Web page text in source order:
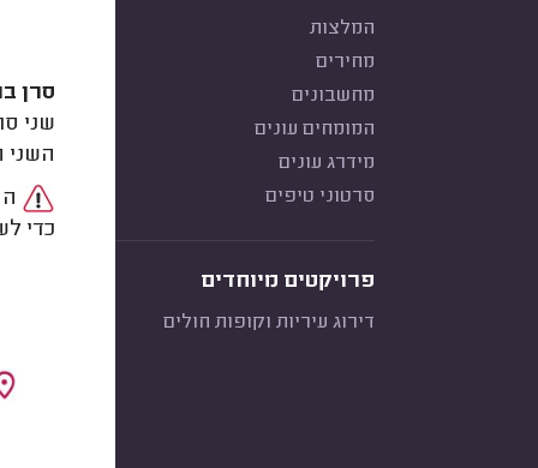
המלצות
מחירים
מחשבונים
המומחים עונים
מידרג עונים
סרטוני טיפים
פרויקטים מיוחדים
דירוג עיריות וקופות חולים
סרן
שני
השני
כדי